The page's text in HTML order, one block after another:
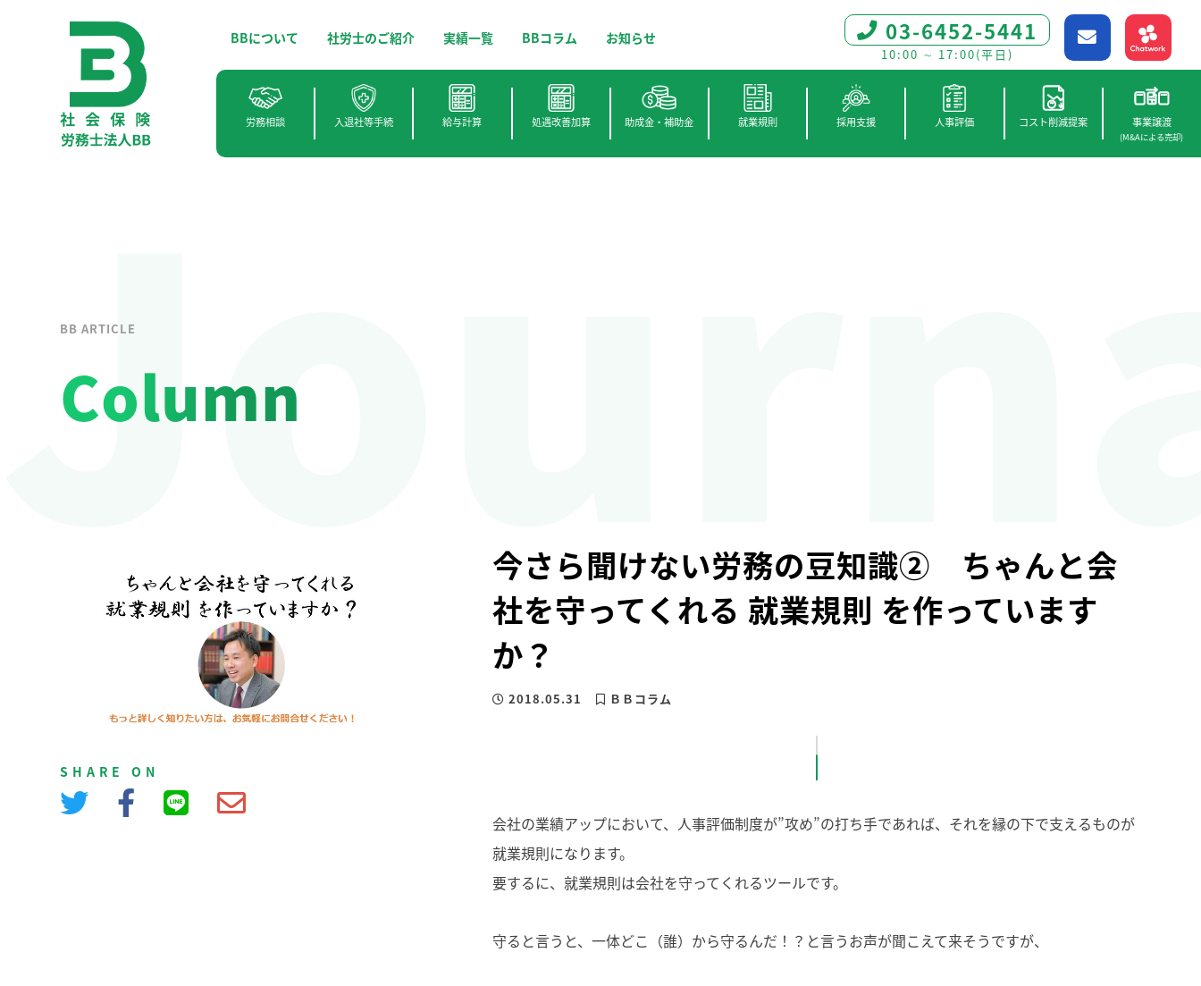
BBについて 社労士のご紹介 実績一覧 BBコラム お知らせ 03-6452-5441
10:00 ∼ 17:00(平日)
労務相談 入退社等手続 給与計算 処遇改善加算 助成金・補助金 就業規則 採用支援 人事評価 コスト削減提案 事業譲渡
(M&Aによる売却)
BB ARTICLE
Column
SHARE ON
今さら聞けない労務の豆知識② ちゃんと会
社を守ってくれる 就業規則 を作っています
か？
2018.05.31 ＢＢコラム
会社の業績アップにおいて、人事評価制度が”攻め”の打ち手であれば、それを縁の下で支えるものが
就業規則になります。
要するに、就業規則は会社を守ってくれるツールです。
守ると言うと、一体どこ（誰）から守るんだ！？と言うお声が聞こえて来そうですが、